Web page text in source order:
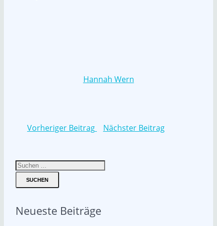
Hannah Wern
Vorheriger Beitrag Nächster Beitrag
SUCHEN
Neueste Beiträge